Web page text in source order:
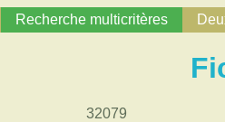
Recherche multicritères
32079